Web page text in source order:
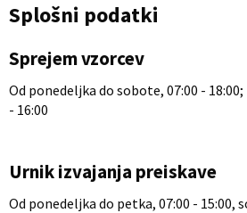
Splošni podatki
Sprejem vzorcev
Od ponedeljka do sobote, 07:00 -
- 16:00
Urnik izvajanja preiskave
Od ponedeljka do petka, 07:00 - 15:00,